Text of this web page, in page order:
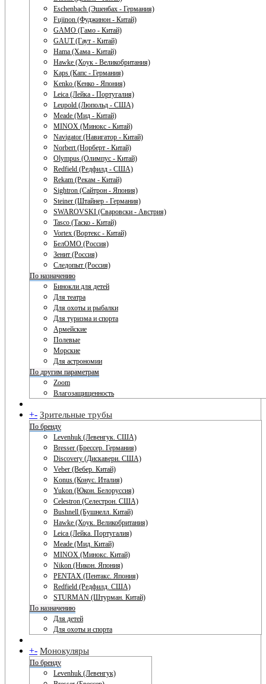
Eschenbach (Эшенбах - Германия)
Fujinon (Фуджинон - Китай)
GAMO (Гамо - Китай)
GAUT (Гаут - Китай)
Hama (Хама - Китай)
Hawke (Хоук - Великобритания)
Kaps (Капс - Германия)
Kenko (Кенко - Япония)
Leica (Лейка - Португалия)
Leupold (Люпольд - США)
Meade (Мид - Китай)
MINOX (Минокс - Китай)
Navigator (Навигатор - Китай)
Norbert (Норберт - Китай)
Olympus (Олимпус - Китай)
Redfield (Редфилд - США)
Rekam (Рекам - Китай)
Sightron (Сайтрон - Япония)
Steiner (Штайнер - Германия)
SWAROVSKI (Сваровски - Австрия)
Tasco (Таско - Китай)
Vortex (Вортекс - Китай)
БелОМО (Россия)
Зенит (Россия)
Следопыт (Россия)
По назначению
Бинокли для детей
Для театра
Для охоты и рыбалки
Для туризма и спорта
Армейские
Полевые
Морские
Для астрономии
По другим параметрам
Zoom
Влагозащищенность
+- Зрительные трубы
По бренду
Levenhuk (Левенгук. США)
Bresser (Брессер. Германия)
Discovery (Дискавери. США)
Veber (Вебер. Китай)
Konus (Конус. Италия)
Yukon (Юкон. Белоруссия)
Celestron (Селестрон. США)
Bushnell (Бушнелл. Китай)
Hawke (Хоук. Великобритания)
Leica (Лейка. Португалия)
Meade (Мид. Китай)
MINOX (Минокс. Китай)
Nikon (Никон. Япония)
PENTAX (Пентакс. Япония)
Redfield (Редфилд. США)
STURMAN (Штурман. Китай)
По назначению
Для детей
Для охоты и спорта
+- Монокуляры
По бренду
Levenhuk (Левенгук)